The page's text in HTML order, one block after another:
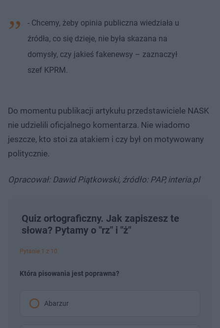
- Chcemy, żeby opinia publiczna wiedziała u
źródła, co się dzieje, nie była skazana na
domysły, czy jakieś fakenewsy – zaznaczył
szef KPRM.
Do momentu publikacji artykułu przedstawiciele NASK
nie udzielili oficjalnego komentarza. Nie wiadomo
jeszcze, kto stoi za atakiem i czy był on motywowany
politycznie.
Opracował: Dawid Piątkowski, źródło: PAP, interia.pl
Quiz ortograficzny. Jak zapiszesz te
słowa? Pytamy o "rz" i "ż"
Pytanie 1 z 10
Która pisowania jest poprawna?
Abarzur